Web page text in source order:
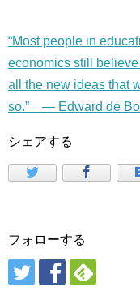
“Most people in
economics still
all the new ideas that
so.” — Edward de
シェアする
フォローする